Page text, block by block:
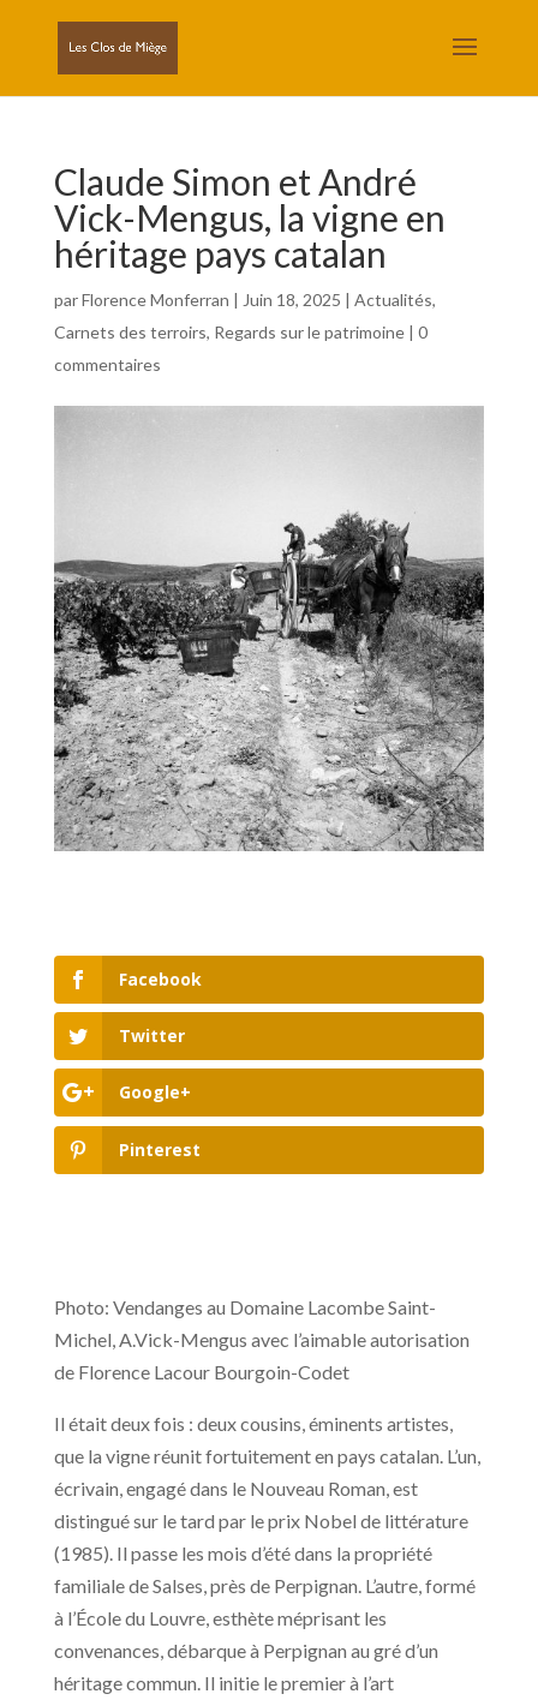
Claude Simon et André
Vick-Mengus, la vigne en
héritage pays catalan
parFlorence Monferran | Juin 18, 2025 | Actualités,
Carnets des terroirs, Regards sur le patrimoine| 0
commentaires
Facebook
Twitter
Google+
Pinterest
Photo: Vendanges au Domaine Lacombe Saint-
Michel, A.Vick-Mengus avec l’aimable autorisation
de Florence Lacour Bourgoin-Codet
Il était deux fois : deux cousins, éminents artistes,
que la vigne réunit fortuitement en pays catalan. L’un,
écrivain, engagé dans le Nouveau Roman, est
distingué sur le tard par le prix Nobel de littérature
(1985). Il passe les mois d’été dans la propriété
familiale de Salses, près de Perpignan. L’autre, formé
à l’École du Louvre, esthète méprisant les
convenances, débarque à Perpignan au gré d’un
héritage commun. Il initie le premier à l’art